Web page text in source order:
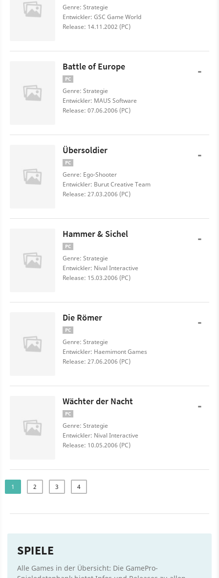
Genre: Strategie
Entwickler: GSC Game World
Release: 14.11.2002 (PC)
Battle of Europe
PC
Genre: Strategie
Entwickler: MAUS Software
Release: 07.06.2006 (PC)
-
Übersoldier
PC
Genre: Ego-Shooter
Entwickler: Burut Creative Team
Release: 27.03.2006 (PC)
-
Hammer & Sichel
PC
Genre: Strategie
Entwickler: Nival Interactive
Release: 15.03.2006 (PC)
-
Die Römer
PC
Genre: Strategie
Entwickler: Haemimont Games
Release: 27.06.2006 (PC)
-
Wächter der Nacht
PC
Genre: Strategie
Entwickler: Nival Interactive
Release: 10.05.2006 (PC)
-
1 2 3 4
SPIELE
Alle Games in der Übersicht: Die GamePro-